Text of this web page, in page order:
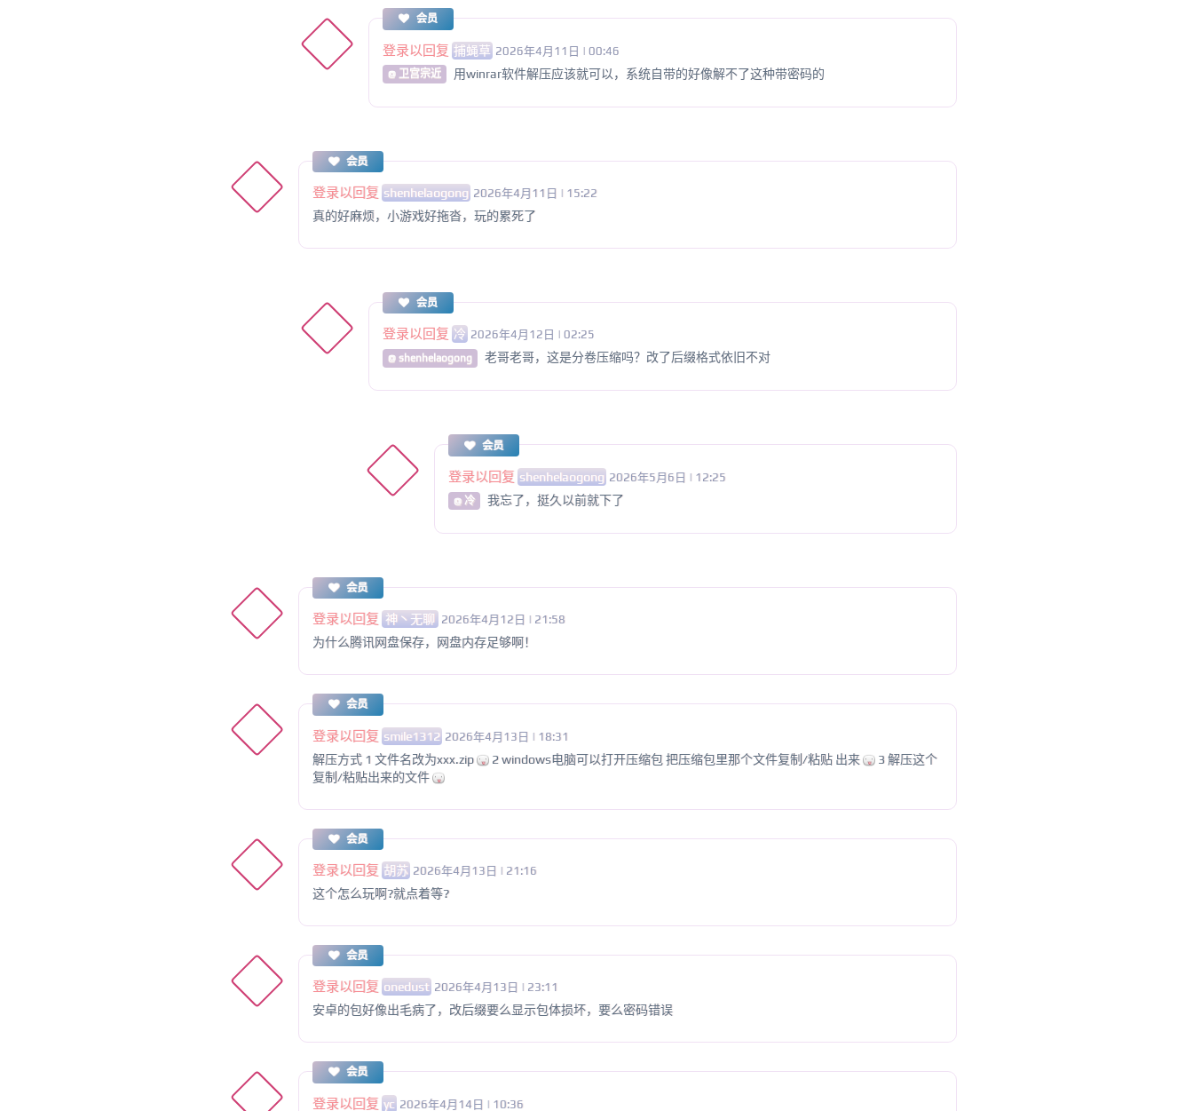
会员
登录以回复 捕蝇草 2026年4月11日 | 00:46
@ 卫宫宗近 用winrar软件解压应该就可以，系统自带的好像解不了这种带密码的
会员
登录以回复 shenhelaogong 2026年4月11日 | 15:22
真的好麻烦，小游戏好拖沓，玩的累死了
会员
登录以回复 冷 2026年4月12日 | 02:25
@ shenhelaogong 老哥老哥，这是分卷压缩吗？改了后缀格式依旧不对
会员
登录以回复 shenhelaogong 2026年5月6日 | 12:25
@ 冷 我忘了，挺久以前就下了
会员
登录以回复 神丶无聊 2026年4月12日 | 21:58
为什么腾讯网盘保存，网盘内存足够啊！
会员
登录以回复 smile1312 2026年4月13日 | 18:31
解压方式 1 文件名改为xxx.zip 2 windows电脑可以打开压缩包 把压缩包里那个文件复制/粘贴 出来
3 解压这个
复制/粘贴出来的文件
会员
登录以回复 胡苏 2026年4月13日 | 21:16
这个怎么玩啊?就点着等?
会员
登录以回复 onedust 2026年4月13日 | 23:11
安卓的包好像出毛病了，改后缀要么显示包体损坏，要么密码错误
会员
登录以回复 yc 2026年4月14日 | 10:36